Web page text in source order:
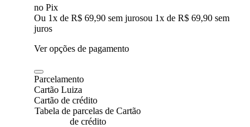
no Pix
Ou 1x de R$ 69,90 sem jurosou 1x de R$ 69,90 sem
juros
Ver opções de pagamento
Parcelamento
Cartão Luiza
Cartão de crédito
Tabela de parcelas de Cartão
de crédito